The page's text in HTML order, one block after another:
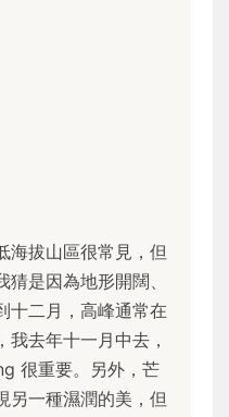
海拔山區很常見，但
是因為地形開闊、
十二月，高峰通常在
去年十一月中去，
很重要。另外，芒
另一種濕潤的美，但